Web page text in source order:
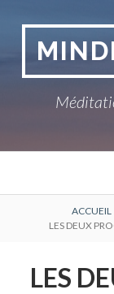
contenu
ACCUEIL
LES DEUX
LES